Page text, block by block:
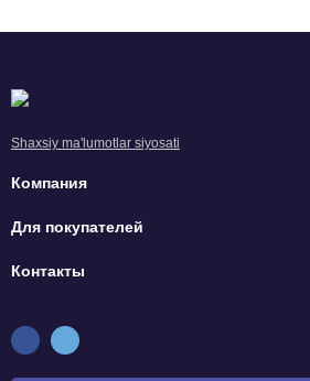
Shaxsiy ma'lumotlar siyosati
Компания
Для покупателей
Контакты